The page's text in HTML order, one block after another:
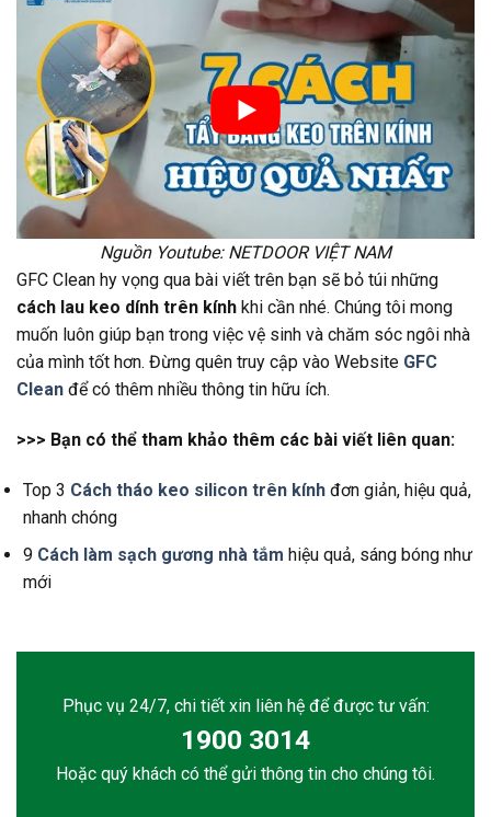
Nguồn Youtube: NETDOOR VIỆT NAM
GFC Clean hy vọng qua bài viết trên bạn sẽ bỏ túi những
cách lau keo dính trên kính khi cần nhé. Chúng tôi mong
muốn luôn giúp bạn trong việc vệ sinh và chăm sóc ngôi nhà
của mình tốt hơn. Đừng quên truy cập vào Website GFC
Clean để có thêm nhiều thông tin hữu ích.
>>> Bạn có thể tham khảo thêm các bài viết liên quan:
Top 3 Cách tháo keo silicon trên kínhđơn giản, hiệu quả,
nhanh chóng
9 Cách làm sạch gương nhà tắm hiệu quả, sáng bóng như
mới
Phục vụ 24/7, chi tiết xin liên hệ để được tư vấn:
1900 3014
Hoặc quý khách có thể gửi thông tin cho chúng tôi.